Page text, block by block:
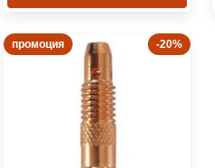
промоция -20%